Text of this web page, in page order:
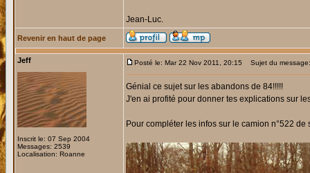
Jean-Luc.
Revenir en haut de page
Jeff
Inscrit le: 07 Sep 2004
Messages: 2539
Localisation: Roanne
Posté le: Mar 22 Nov 2011, 20:15 Sujet du message:
Génial ce sujet sur les abandons de 84!!!!!
J'en ai profité pour donner tes explications sur
Pour compléter les infos sur le camion n°522